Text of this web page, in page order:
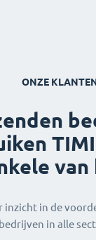
ONZE
van
inzicht in de
bedrijven in alle